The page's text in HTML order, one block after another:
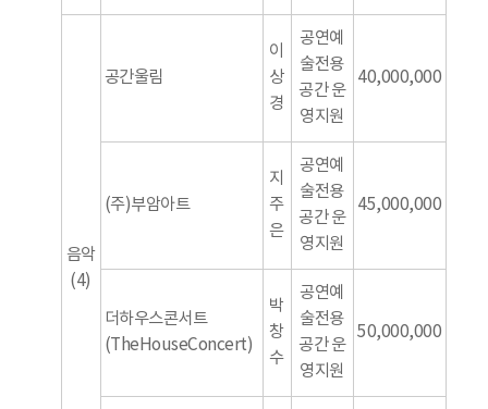
음악
(4)
공간울림
이
상
경
공연예
술전용
공간 운
영지원
40,000,000
(주)부암아트
지
주
은
공연예
술전용
공간 운
영지원
45,000,000
더하우스콘서트
(TheHouseConcert)
박
창
수
공연예
술전용
공간 운
영지원
50,000,000